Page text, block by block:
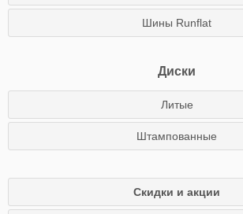
Шины Runflat
Диски
Литые
Штампованные
Скидки и акции